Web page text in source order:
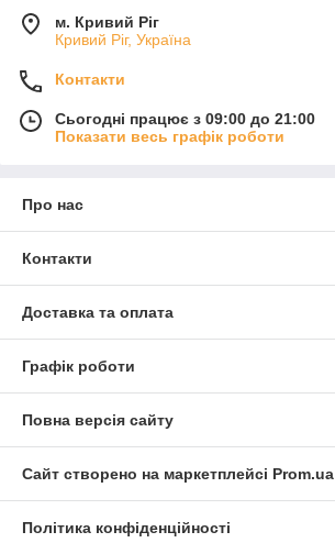
м. Кривий Ріг
Кривий Ріг, Україна
Контакти
Сьогодні працює з 09:00 до 21:00
Показати весь графік роботи
Про нас
Контакти
Доставка та оплата
Графік роботи
Повна версія сайту
Сайт створено на маркетплейсі Prom.ua
Політика конфіденційності